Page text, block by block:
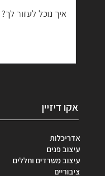
אקו דיזיין
אדריכלות
עיצוב פנים
עיצוב משרדים וחללים
ציבוריים